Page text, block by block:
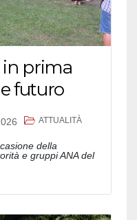
in prima
futuro
ATTUALITÀ
della
e gruppi ANA del